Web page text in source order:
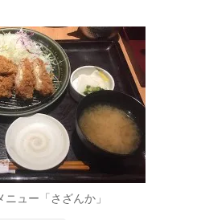
ュー「さざんか」